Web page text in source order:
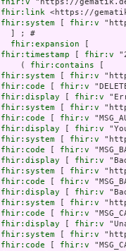
fhir:link
fhir:system [ fhir:v
  ] ; #
fhir:expansion
fhir:timestamp [ fhir:v
    (
fhir:contains
fhir:system [ fhir:v
fhir:code [ fhir:v
fhir:display [ fhir:v
fhir:system [ fhir:v
fhir:code [ fhir:v
fhir:display [ fhir:v
fhir:system [ fhir:v
fhir:code [ fhir:v
fhir:display [ fhir:v
fhir:system [ fhir:v
fhir:code [ fhir:v
fhir:display [ fhir:v
fhir:system [ fhir:v
fhir:code [ fhir:v
fhir:display [ fhir:v
fhir:system [ fhir:v
fhir:code [ fhir:v